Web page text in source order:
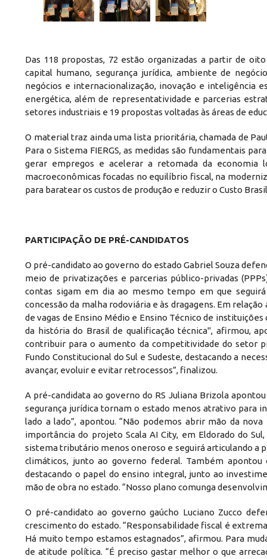
Das 118 propostas, 72 estão organizadas a partir de
capital humano, segurança jurídica, ambiente de
negócios e internacionalização, inovação e inteligência
energética, além de representatividade e parcerias
setores industriais e 19 propostas voltadas às áreas de
O material traz ainda uma lista prioritária, chamada de
Para o Sistema FIERGS, as medidas são fundamentais
gerar empregos e acelerar a retomada da
macroeconômicas focadas no equilíbrio fiscal, na
para baratear os custos de produção e reduzir o Custo
PARTICIPAÇÃO DE PRÉ-CANDIDATOS
O pré-candidato ao governo do estado Gabriel Souza
meio de privatizações e parcerias público-privadas
contas sigam em dia ao mesmo tempo em que
concessão da malha rodoviária e às dragagens. Em
de vagas de Ensino Médio e Ensino Técnico de
da história do Brasil de qualificação técnica", afirmou,
contribuir para o aumento da competitividade do setor
Fundo Constitucional do Sul e Sudeste, destacando a
avançar, evoluir e evitar retrocessos”, finalizou.
A pré-candidata ao governo do RS Juliana Brizola
segurança jurídica tornam o estado menos atrativo para
lado a lado”, apontou. “Não podemos abrir mão da
importância do projeto Scala AI City, em Eldorado do
sistema tributário menos oneroso e seguirá articulando a
climáticos, junto ao governo federal. Também
destacando o papel do ensino integral, junto ao
mão de obra no estado. “Nosso plano comunga
O pré-candidato ao governo gaúcho Luciano Zucco
crescimento do estado. “Responsabilidade fiscal é
Há muito tempo estamos estagnados”, afirmou. Para
de atitude política. “É preciso gastar melhor o que